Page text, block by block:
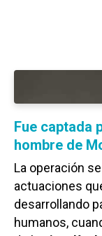
Fue captada
hombre de
La operación
actuaciones
desarrollando
humanos,